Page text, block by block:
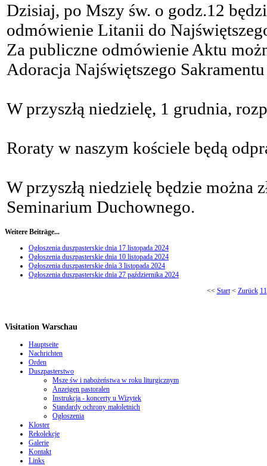
Dzisiaj, po Mszy św. o godz.12
odmówienie Litanii do
Za publiczne odmówienie Aktu
Adoracja Najświętszego
W przyszłą niedzielę, 1 grudnia,
Roraty w naszym kościele będą
W przyszłą niedzielę będzie można
Seminarium Duchownego.
Weitere Beiträge...
Ogłoszenia duszpasterskie dnia 17 listopada 2024
Ogłoszenia duszpasterskie dnia 10 listopada 2024
Ogłoszenia duszpasterskie dnia 3 listopada 2024
Ogłoszenia duszpasterskie dnia 27 października 2024
<< Start< Zurück 11
Visitation Warschau
Hauptseite
Nachrichten
Orden
Duszpasterstwo
Msze św i nabożeństwa w roku liturgicznym
Anzeigen pastoralen
Instrukcja - koncerty u Wizytek
Standardy ochrony małoletnich
Ogłoszenia
Kloster
Rekolekcje
Galerie
Kontakt
Links